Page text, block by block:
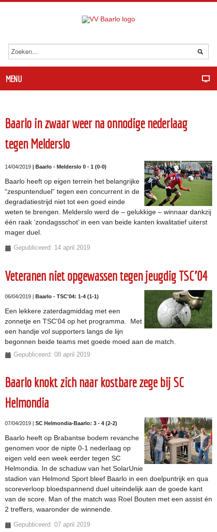
MENU
Baarlo in zwaar weer na onnodige nederlaag
tegen Melderslo
14/04/2019 | Baarlo - Melderslo 0 - 1 (0-0)
Baarlo heeft op eigen terrein het belangrijke
“zespuntenduel” tegen een concurrent in de
degradatiestrijd niet tot een goed einde
weten te brengen. Melderslo werd de – gelukkige – winnaar dankzij
één raak ‘zondagsschot’ in een van beide kanten kwalitatief uiterst
mager duel.
Gepubliceerd: 14 april 2019
Veteranen niet opgewassen tegen jeugdig TSC'04
06/04/2019 | Baarlo - TSC'04: 1-4 (1-1)
Een lekkere zaterdagmiddag met een
zonnetje en TSC'04 op het programma. Met
een handje vol supporters langs de lijn
begonnen beide teams met goede moed aan de match.
Gepubliceerd: 08 april 2019
Baarlo knokt zich naar kostbare zege bij SC
Helmondia
07/04/2019 | SC Helmondia-Baarlo: 3 - 4 (2-2)
Baarlo heeft op Brabantse bodem revanche
genomen voor de nipte 0-1 nederlaag op
eigen veld een week eerder tegen SC
Helmondia. In de schaduw van het SolarUnie
stadion van Helmond Sport bleef Baarlo in een doelpuntrijk en qua
scoreverloop bloedspannend duel uiteindelijk aan de goede kant
van de score. Man of the match was Roel Bouten met een assist én
2 treffers, waaronder de winnende.
Gepubliceerd: 07 april 2019